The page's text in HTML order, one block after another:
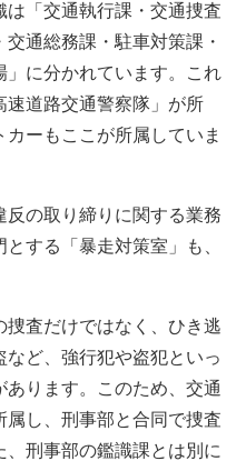
「交通執行課・交通捜査
通総務課・駐車対策課・
に分かれています。これ
速道路交通警察隊」が所
ーもここが所属していま
反の取り締りに関する業務
する「暴走対策室」も、
捜査だけではなく、ひき逃
ど、強行犯や盗犯といっ
ります。このため、交通
し、刑事部と合同で捜査
刑事部の鑑識課とは別に